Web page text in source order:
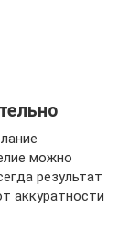
можно
результат
аккуратности